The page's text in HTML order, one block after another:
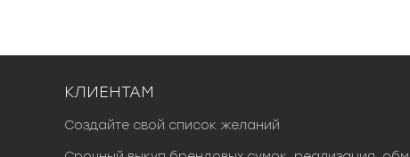
КЛИЕНТАМ
Создайте свой список желаний